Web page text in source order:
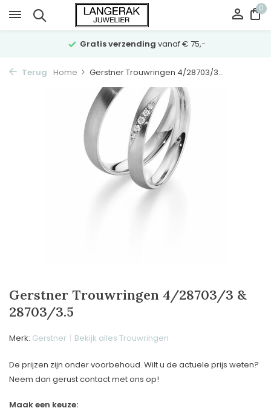
0
Gratis verzending vanaf € 75,-
Terug Home Gerstner Trouwringen 4/28703/3...
Gerstner Trouwringen 4/28703/3 &
28703/3.5
Merk: Gerstner Bekijk alles Trouwringen
De prijzen zijn onder voorbehoud. Wilt u de actuele prijs weten?
Neem dan gerust contact met ons op!
Maak een keuze: